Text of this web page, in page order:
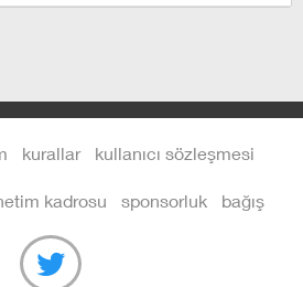
kurallar kullanıcı sözleşmesi
kadrosu sponsorluk bağış